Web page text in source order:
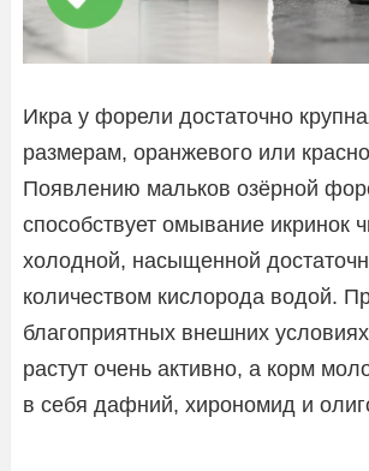
Икра у форели достаточно
размерам, оранжевого или
Появлению мальков озёрной
способствует омывание икринок
холодной, насыщенной
количеством кислорода водой.
благоприятных внешних
растут очень активно, а корм
в себя дафний, хирономид и